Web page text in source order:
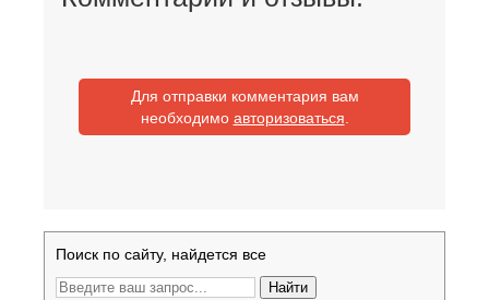
Для отправки комментария вам
необходимо авторизоваться
Поиск по сайту, найдется все
Найти